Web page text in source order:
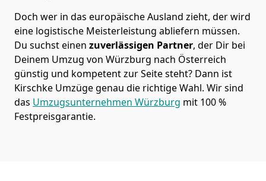
Doch wer in das europäische Ausland zieht, der wird
eine logistische Meisterleistung abliefern müssen.
Du suchst einen zuverlässigen Partner, der Dir bei
Deinem Umzug von Würzburg nach Österreich
günstig und kompetent zur Seite steht? Dann ist
Kirschke Umzügegenau die richtige Wahl. Wir sind
das Umzugsunternehmen Würzburg mit 100 %
Festpreisgarantie.